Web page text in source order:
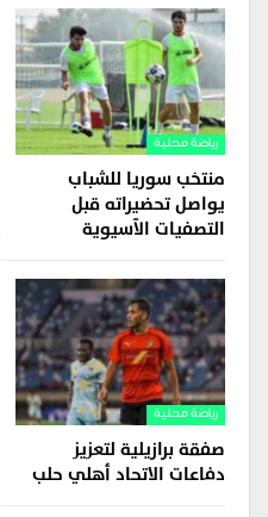
رياضة محلية
منتخب سوريا للشباب
يواصل تحضيراته قبل
التصفيات الآسيوية
رياضة محلية
صفقة برازيلية لتعزيز
دفاعات الاتحاد أهلي حلب